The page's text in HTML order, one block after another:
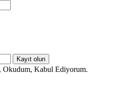
Kayıt olun
, Okudum, Kabul Ediyorum.